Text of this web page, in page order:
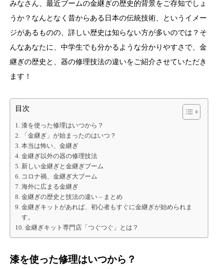
みなさん、最近ブームの金継ぎの歴史的背景をご存知でしょ
うか？なんとなく昔からある日本の伝統技術、というイメー
ジがあるものの、詳しい歴史は知らない方が多いのでは？そ
んなあなたに、中学生でも分かるような分かりやすさで、金
継ぎの歴史と、器の修理技法の違いをご紹介させていただき
ます！
目次
漆を使った修理はいつから？
「金継ぎ」が始まったのはいつ？
本当は怖い、金継ぎ
金継ぎ以外の器の修理技法
新しい金継ぎと金継ぎブーム
コロナ禍、金継ぎ大ブーム
海外に広まる金継ぎ
金継ぎの歴史と技法の違い – まとめ
金継ぎキットがあれば、初心者もすぐに金継ぎが始められま
す。
金継ぎキット専門店「つぐつぐ」とは？
漆を使った修理はいつから？